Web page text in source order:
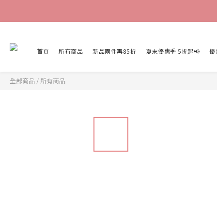
首頁 所有商品 新品兩件再85折 夏末優惠季 5折起📢 優
全部商品 / 所有商品